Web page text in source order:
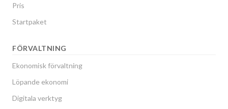
Pris
Startpaket
FÖRVALTNING
Ekonomisk förvaltning
Löpande ekonomi
Digitala verktyg